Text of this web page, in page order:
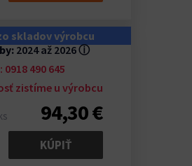
skladov výrobcu
2024 až 2026ⓘ
490 645
zistíme u výrobcu
94,30 €
KÚPIŤ